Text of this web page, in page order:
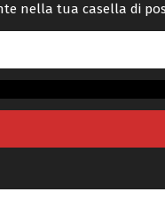
nella tua casella di